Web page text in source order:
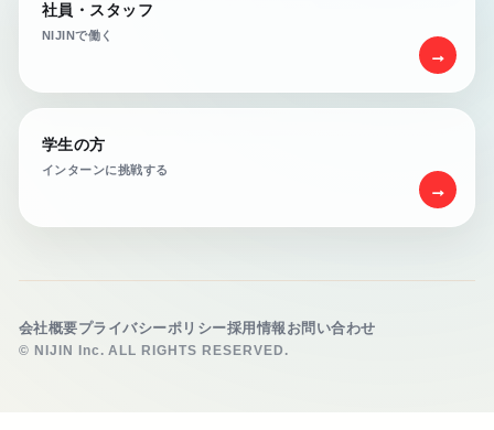
社員・スタッフ
NIJINで働く
→
学生の方
インターンに挑戦する
→
会社概要プライバシーポリシー採用情報 お問い合わせ
© NIJIN Inc. ALL RIGHTS RESERVED.